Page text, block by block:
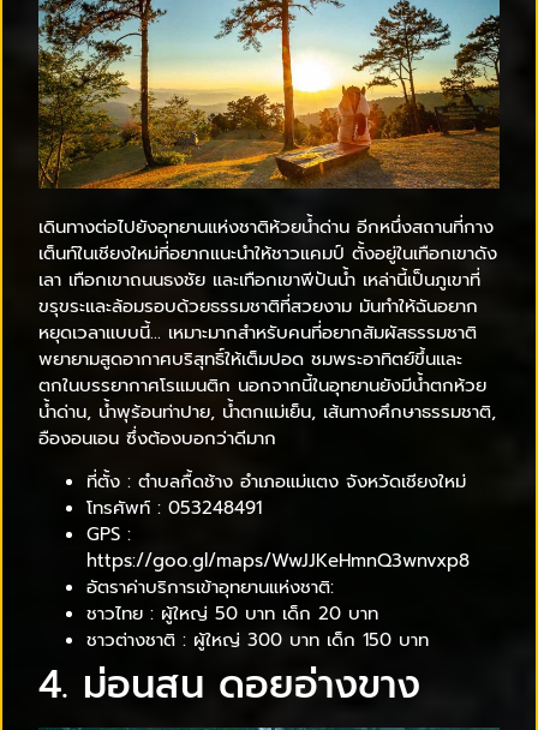
เดินทางต่อไปยังอุทยานแห่งชาติห้วยน้ำด่าน อีกหนึ่งสถานที่กาง
เต็นท์ในเชียงใหม่ที่อยากแนะนำให้ชาวแคมป์ ตั้งอยู่ในเทือกเขาดัง
เลา เทือกเขาถนนธงชัย และเทือกเขาพีปันน้ำ เหล่านี้เป็นภูเขาที่
ขรุขระและล้อมรอบด้วยธรรมชาติที่สวยงาม มันทำให้ฉันอยาก
หยุดเวลาแบบนี้… เหมาะมากสำหรับคนที่อยากสัมผัสธรรมชาติ
พยายามสูดอากาศบริสุทธิ์ให้เต็มปอด ชมพระอาทิตย์ขึ้นและ
ตกในบรรยากาศโรแมนติก นอกจากนี้ในอุทยานยังมีน้ำตกห้วย
น้ำด่าน, น้ำพุร้อนท่าปาย, น้ำตกแม่เย็น, เส้นทางศึกษาธรรมชาติ,
อืองอนเอน ซึ่งต้องบอกว่าดีมาก
ที่ตั้ง : ตำบลกื้ดช้าง อำเภอแม่แตง จังหวัดเชียงใหม่
โทรศัพท์ : 053248491
GPS :
https://goo.gl/maps/WwJJKeHmnQ3wnvxp8
อัตราค่าบริการเข้าอุทยานแห่งชาติ:
ชาวไทย : ผู้ใหญ่ 50 บาท เด็ก 20 บาท
ชาวต่างชาติ : ผู้ใหญ่ 300 บาท เด็ก 150 บาท
4. ม่อนสน ดอยอ่างขาง